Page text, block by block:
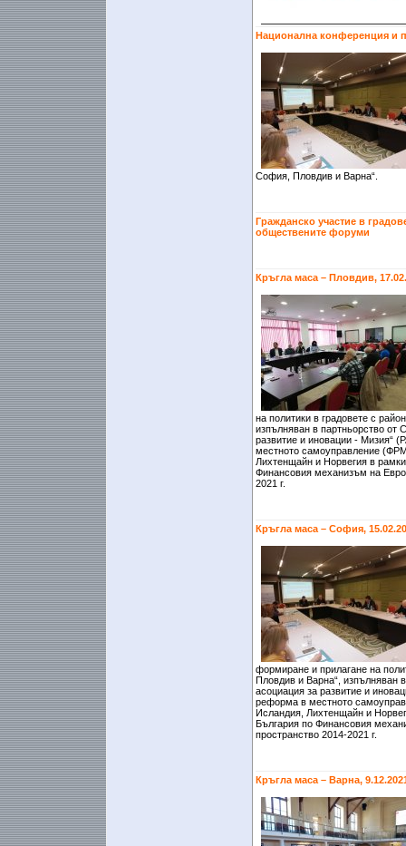
Национална конференция и
София, Пловдив и Варна“.
Гражданско участие в
обществените форуми
Кръгла маса – Пловдив,
на политики в градовете с
изпълняван в партньорство от
развитие и иновации - Мизия“
местното самоуправление
Лихтенщайн и Норвегия в
Финансовия механизъм на
2021 г.
Кръгла маса – София,
формиране и прилагане на
Пловдив и Варна“, изпълняван
асоциация за развитие и
реформа в местното
Исландия, Лихтенщайн и
България по Финансовия
пространство 2014-2021 г.
Кръгла маса – Варна,